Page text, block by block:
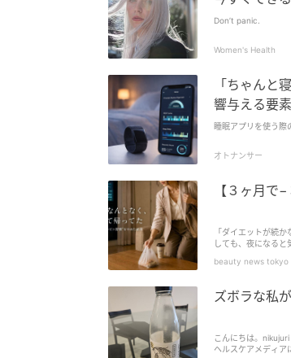
Don’t panic.
Women's Health
「ちゃんと
響与える要
睡眠アプリを使う際
オトナンサー
【３ヶ月で
「ダイエットが続
しても、夜になると
beauty news tokyo
ズボラな私
こんにちは。
ヘルスケアメディア